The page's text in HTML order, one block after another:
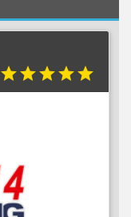
starstarstarstarstar